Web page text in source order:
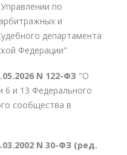
по
и
департамента
Федерации"
N 122-ФЗ "О
6 и 13 Федерального
сообщества в
N 30-ФЗ (ред.